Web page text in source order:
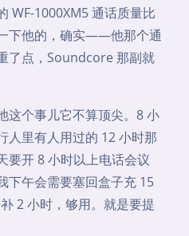
WF-1000XM5 通话质量比
下他的，确实——他那个通
了点，Soundcore 那副就
这个事儿它不算顶尖。8 小
人里有人用过的 12 小时那
要开 8 小时以上电话会议
午会需要塞回盒子充 15
2 小时，够用。就是要提